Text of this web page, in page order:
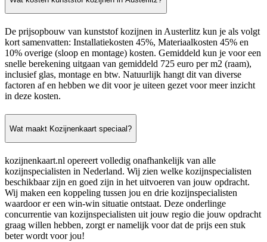
De prijsopbouw van kunststof kozijnen in Austerlitz kun je als volgt
kort samenvatten: Installatiekosten 45%, Materiaalkosten 45% en
10% overige (sloop en montage) kosten. Gemiddeld kun je voor een
snelle berekening uitgaan van gemiddeld 725 euro per m2 (raam),
inclusief glas, montage en btw. Natuurlijk hangt dit van diverse
factoren af en hebben we dit voor je uiteen gezet voor meer inzicht
in deze kosten.
Wat maakt Kozijnenkaart speciaal?
kozijnenkaart.nl opereert volledig onafhankelijk van alle
kozijnspecialisten in Nederland. Wij zien welke kozijnspecialisten
beschikbaar zijn en goed zijn in het uitvoeren van jouw opdracht.
Wij maken een koppeling tussen jou en drie kozijnspecialisten
waardoor er een win-win situatie ontstaat. Deze onderlinge
concurrentie van kozijnspecialisten uit jouw regio die jouw opdracht
graag willen hebben, zorgt er namelijk voor dat de prijs een stuk
beter wordt voor jou!